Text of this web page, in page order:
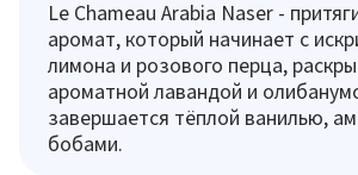
Le Chameau Arabia Naser -
аромат, который начинает с
лимона и розового перца,
ароматной лавандой и
завершается тёплой ванилью,
бобами.